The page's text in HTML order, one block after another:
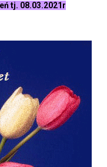
tj. 08.03.2021r